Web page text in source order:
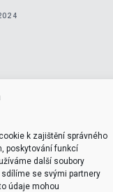
k zajištění správného
poskytování funkcí
další soubory
se svými partnery
údaje mohou
kam vám